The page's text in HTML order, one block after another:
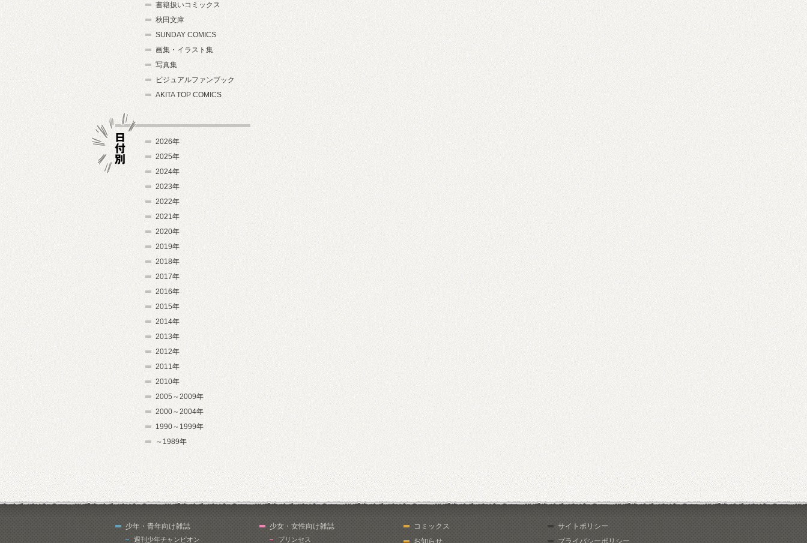
書籍扱いコミックス
秋田文庫
SUNDAY COMICS
画集・イラスト集
写真集
ビジュアルファンブック
AKITA TOP COMICS
2026年
2025年
2024年
2023年
2022年
2021年
2020年
2019年
2018年
2017年
2016年
2015年
2014年
2013年
2012年
2011年
2010年
2005～2009年
2000～2004年
1990～1999年
～1989年
少年・青年向け雑誌
週刊少年チャンピオン
少女・女性向け雑誌
プリンセス
コミックス
お知らせ
サイトポリシー
プライバシーポリシー